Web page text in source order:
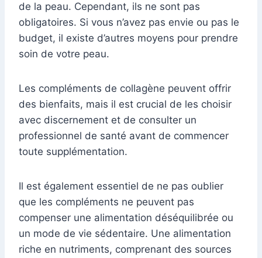
de la peau. Cependant, ils ne sont pas
obligatoires. Si vous n’avez pas envie ou pas le
budget, il existe d’autres moyens pour prendre
soin de votre peau.
Les compléments de collagène peuvent offrir
des bienfaits, mais il est crucial de les choisir
avec discernement et de consulter un
professionnel de santé avant de commencer
toute supplémentation.
Il est également essentiel de ne pas oublier
que les compléments ne peuvent pas
compenser une alimentation déséquilibrée ou
un mode de vie sédentaire. Une alimentation
riche en nutriments, comprenant des sources